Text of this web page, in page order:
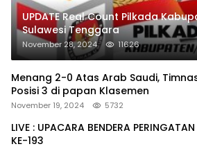
UPDATE Real Count Pilkada
Sulawesi Tenggara
November 28, 2024 11626
Menang 2-0 Atas Arab Saudi,
Posisi 3 di papan Klasemen
November 19, 2024 5732
LIVE : UPACARA BENDERA
KE-193